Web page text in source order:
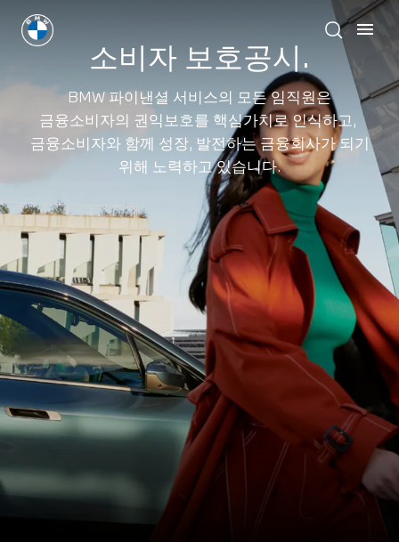
소비자 보호공시.
BMW 파이낸셜 서비스의 모든 임직원은
금융소비자의 권익보호를 핵심가치로 인식하고,
금융소비자와 함께 성장, 발전하는 금융회사가 되기
위해 노력하고 있습니다.